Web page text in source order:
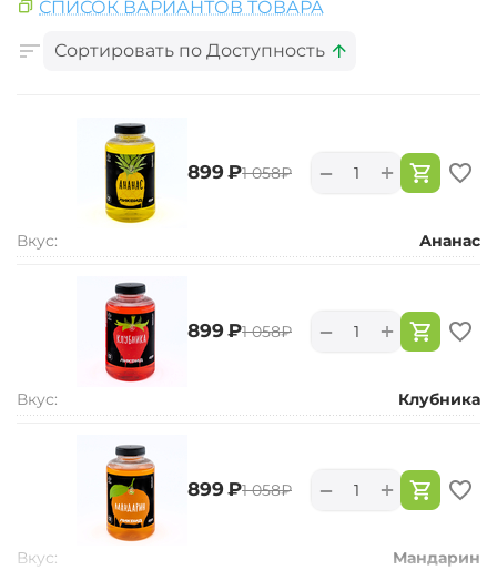
СПИСОК ВАРИАНТОВ ТОВАРА
Сортировать по Доступность
‍899‍ ₽‍1 058‍₽ +
−
Вкус: Ананас
‍899‍ ₽‍1 058‍₽ +
−
Вкус: Клубника
‍899‍ ₽‍1 058‍₽ +
−
Вкус: Мандарин